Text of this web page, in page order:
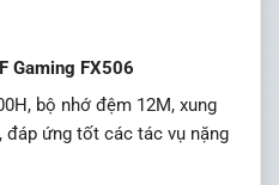
Gaming FX506
bộ nhớ đệm 12M, xung
đáp ứng tốt các tác vụ nặng